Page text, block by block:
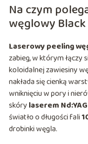
Na czym
węglowy
Laserowy peeling
zabieg, w którym łączy
koloidalnej zawiesiny
nakłada się cienką
wniknięciu w pory i
skóry laserem
światło o długości fali
drobinki węgla.